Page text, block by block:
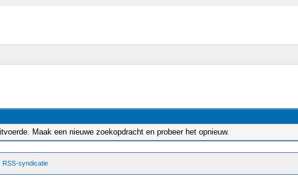
Maak een nieuwe zoekopdracht en probeer het opnieuw.
RSS-syndicatie